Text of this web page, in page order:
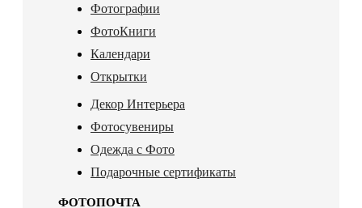
Фотографии
ФотоКниги
Календари
Открытки
Декор Интерьера
Фотосувениры
Одежда с Фото
Подарочные сертификаты
ФОТОПОЧТА